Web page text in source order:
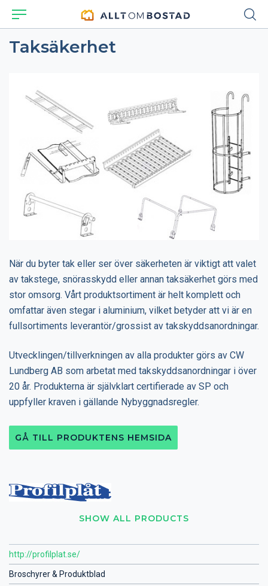
Taksäkerhet
SHOW ALL PRODUCTS
http://profilplat.se/
Broschyrer & Produktblad
När du byter tak eller ser över säkerheten är viktigt att valet
av takstege, snörasskydd eller annan taksäkerhet görs med
stor omsorg. Vårt produktsortiment är helt komplett och
omfattar även stegar i aluminium, vilket betyder att vi är en
fullsortiments leverantör/grossist av takskyddsanordningar.
Utvecklingen/tillverkningen av alla produkter görs av CW
Lundberg AB som arbetat med takskyddsanordningar i över
20 år. Produkterna är självklart certifierade av SP och
uppfyller kraven i gällande Nybyggnadsregler.
GÅ TILL PRODUKTENS HEMSIDA